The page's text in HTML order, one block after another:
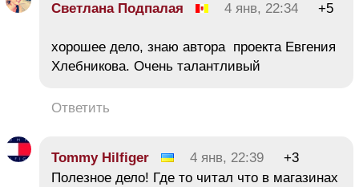
Светлана Подпалая 4 янв, 22:34 +5
хорошее дело, знаю автора проекта Евгения
Хлебникова. Очень талантливый
Ответить
Tommy Hilfiger 4 янв, 22:39
+3
Полезное дело! Где то читал что в магазинах